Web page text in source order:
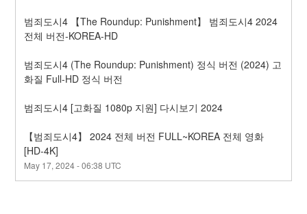
범죄도시4 【The Roundup: Punishment】 범죄도시4 2024
전체 버전-KOREA-HD
범죄도시4 (The Roundup: Punishment) 정식 버전 (2024) 고
화질 Full-HD 정식 버전
범죄도시4 [고화질 1080p 지원] 다시보기 2024
【범죄도시4】 2024 전체 버전 FULL~KOREA 전체 영화
[HD-4K]
May 17,2024-06:38 UTC